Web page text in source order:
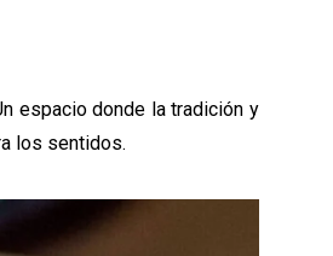
espacio donde la tradición y
los sentidos.